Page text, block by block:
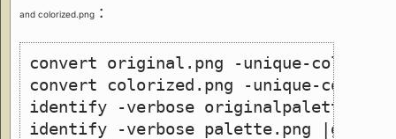
and colorized.png :
convert original.png -unique-colors -
convert colorized.png -unique-colors
identify -verbose
identify -verbose palette.png